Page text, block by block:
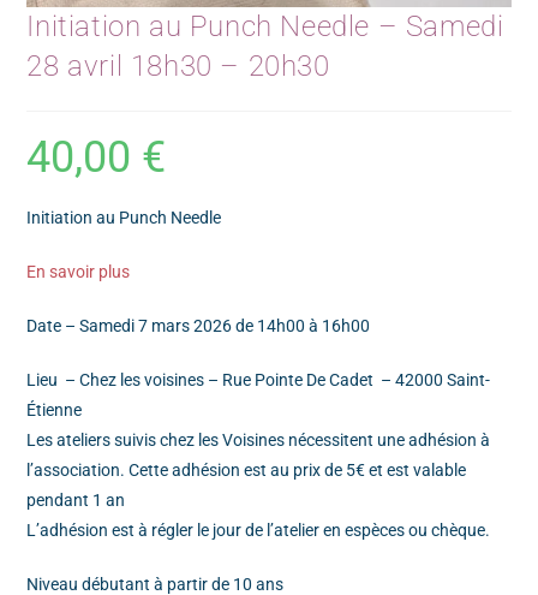
Initiation au Punch Needle – Samedi
28 avril 18h30 – 20h30
40,00 €
Initiation au Punch Needle
En savoir plus
Date – Samedi 7 mars 2026 de 14h00 à 16h00
Lieu – Chez les voisines – Rue Pointe De Cadet – 42000 Saint-
Étienne
Les ateliers suivis chez les Voisines nécessitent une adhésion à
l’association. Cette adhésion est au prix de 5€ et est valable
pendant 1 an
L’adhésion est à régler le jour de l’atelier en espèces ou chèque.
Niveau débutant à partir de 10 ans